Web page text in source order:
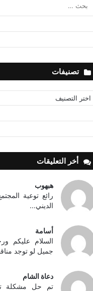
تصنيفات
تصنيفات
أخر التعليقات
هبهوب
رائع توعية
الديني...
أسامة
السلام عليكم
جميل لو توجد
دعاة الشام
تم حل مشكلة